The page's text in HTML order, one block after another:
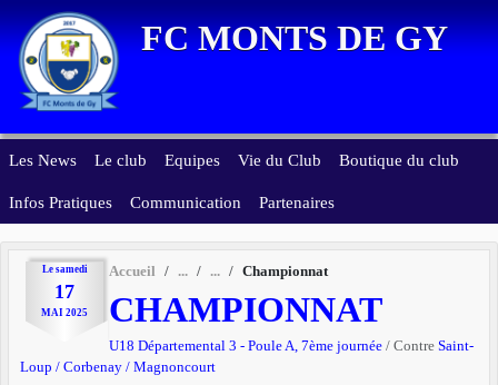
FC MONTS DE GY
Les News Le club Equipes Vie du Club Boutique du club
Infos Pratiques Communication Partenaires
Le samedi
17
MAI 2025
Accueil Championnat
CHAMPIONNAT
U18 Départemental 3 - Poule A, 7ème journée / Contre Saint-
Loup / Corbenay / Magnoncourt
Panneau de gestion des cookies